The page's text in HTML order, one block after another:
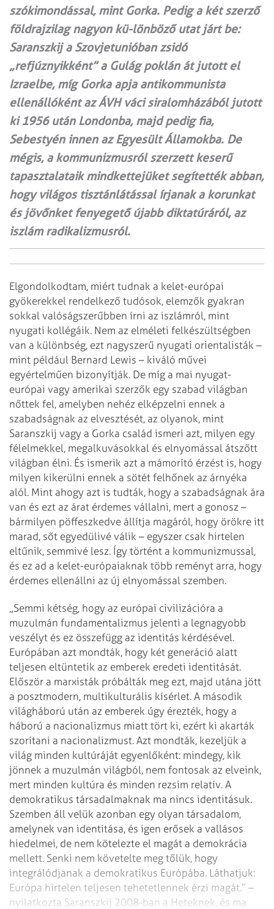
szókimondással, mint Gorka. Pedig a két szerző
földrajzilag nagyon kü-lönböző utat járt be:
Saranszkij a Szovjetunióban zsidó
„refjúznyikként” a Gulág poklán át jutott el
Izraelbe, míg Gorka apja antikommunista
ellenállóként az ÁVH váci siralomházából jutott
ki 1956 után Londonba, majd pedig fia,
Sebestyén innen az Egyesült Államokba. De
mégis, a kommunizmusról szerzett keserű
tapasztalataik mindkettejüket segítették abban,
hogy világos tisztánlátással írjanak a korunkat
és jövőnket fenyegető újabb diktatúráról, az
iszlám radikalizmusról.
Elgondolkodtam, miért tudnak a kelet-európai
gyökerekkel rendelkező tudósok, elemzők gyakran
sokkal valóságszerűbben írni az iszlámról, mint
nyugati kollégáik. Nem az elméleti felkészültségben
van a különbség, ezt nagyszerű nyugati orientalisták –
mint például Bernard Lewis – kiváló művei
egyértelműen bizonyítják. De míg a mai nyugat-
európai vagy amerikai szerzők egy szabad világban
nőttek fel, amelyben nehéz elképzelni ennek a
szabadságnak az elvesztését, az olyanok, mint
Saranszkij vagy a Gorka család ismeri azt, milyen egy
félelmekkel, megalkuvásokkal és elnyomással átszőtt
világban élni. És ismerik azt a mámorító érzést is, hogy
milyen kikerülni ennek a sötét felhőnek az árnyéka
alól. Mint ahogy azt is tudták, hogy a szabadságnak ára
van és ezt az árat érdemes vállalni, mert a gonosz –
bármilyen pöffeszkedve állítja magáról, hogy örökre itt
marad, sőt egyedülivé válik – egyszer csak hirtelen
eltűnik, semmivé lesz. Így történt a kommunizmussal,
és ez ad a kelet-európaiaknak több reményt arra, hogy
érdemes ellenállni az új elnyomással szemben.
„Semmi kétség, hogy az európai civilizációra a
muzulmán fundamentalizmus jelenti a legnagyobb
veszélyt és ez összefügg az identitás kérdésével.
Európában azt mondták, hogy két generáció alatt
teljesen eltüntetik az emberek eredeti identitását.
Először a marxisták próbálták meg ezt, majd utána jött
a posztmodern, multikulturális kísérlet. A második
világháború után az emberek úgy érezték, hogy a
háború a nacionalizmus miatt tört ki, ezért ki akarták
szorítani a nacionalizmust. Azt mondták, kezeljük a
világ minden kultúráját egyenlőként: mindegy, kik
jönnek a muzulmán világból, nem fontosak az elveink,
mert minden kultúra és minden rezsim relatív. A
demokratikus társadalmaknak ma nincs identitásuk.
Szemben áll velük azonban egy olyan társadalom,
amelynek van identitása, és igen erősek a vallásos
hiedelmei, de nem kötelezte el magát a demokrácia
mellett. Senki nem követelte meg tőlük, hogy
integrálódjanak a demokratikus Európába. Láthatjuk:
Európa hirtelen teljesen tehetetlennek érzi magát.” –
nyilatkozta Saranszkij 2008-ban a Heteknek, és ma